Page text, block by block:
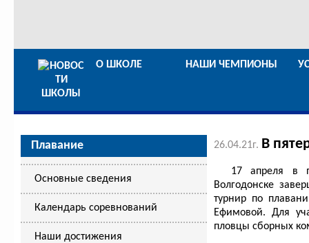
О ШКОЛЕ НАШИ ЧЕМПИОНЫ
Плавание
Основные сведения
Календарь соревнований
Наши достижения
26.04.21г. В
17 апреля в
Волгодонске
турнир по
Ефимовой. Для
пловцы сборных